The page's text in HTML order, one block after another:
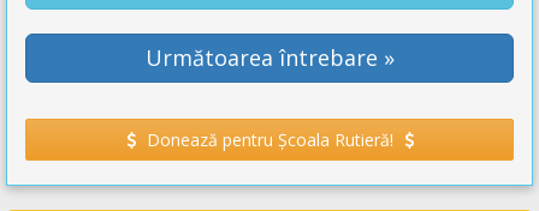
Următoarea întrebare »
Donează pentru Școala Rutieră!